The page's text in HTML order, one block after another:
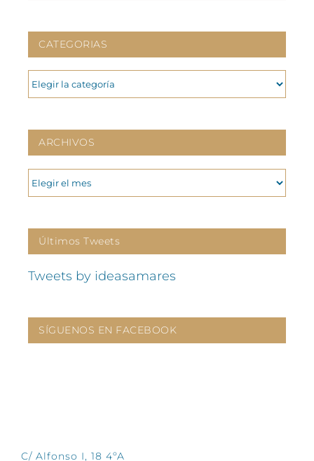
CATEGORIAS
CATEGORIAS
ARCHIVOS
ARCHIVOS
Últimos Tweets
Tweets by ideasamares
SÍGUENOS EN FACEBOOK
C/ Alfonso I, 18 4ºA